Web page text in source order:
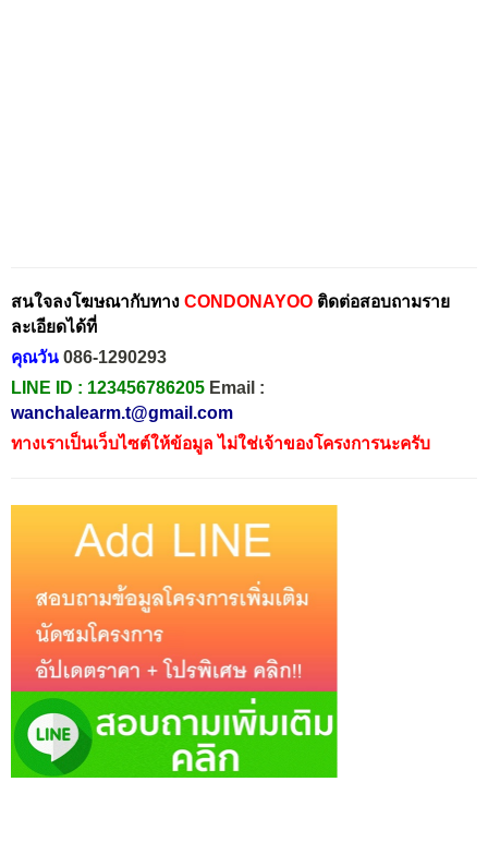
สนใจลงโฆษณากับทาง CONDONAYOO ติดต่อสอบถามราย
ละเอียดได้ที่
คุณวัน 086-1290293
LINE ID : 123456786205 Email :
wanchalearm.t@gmail.com
ทางเราเป็นเว็บไซต์ให้ข้อมูล ไม่ใช่เจ้าของโครงการนะครับ